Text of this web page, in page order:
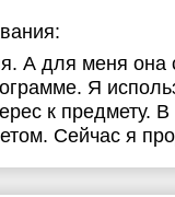
А для меня она
Я
к
Сейчас я